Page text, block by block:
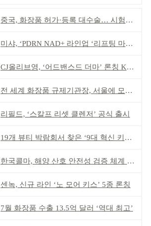
중국, 화장품 허가·등록 대수술… 시험자료 공용 허용
미샤, ‘PDRN NAD+ 라인업 ‘리프팅 마스크’ 출시
CJ올리브영, ‘어드밴스드 더마’ 론칭 K더마 육성 박차
전 세계 화장품 규제기관장, 서울에 모인다
리필드, ‘스칼프 리셋 클렌저’ 공식 출시
19개 뷰티 박람회서 찾은 ‘9대 혁신 키워드’
한국콜마, 해양 산호 안전성 검증 체계 구축
센녹, 신규 라인 ‘노 모어 키스’ 5종 론칭
7월 화장품 수출 13.5억 달러 ‘역대 최고’